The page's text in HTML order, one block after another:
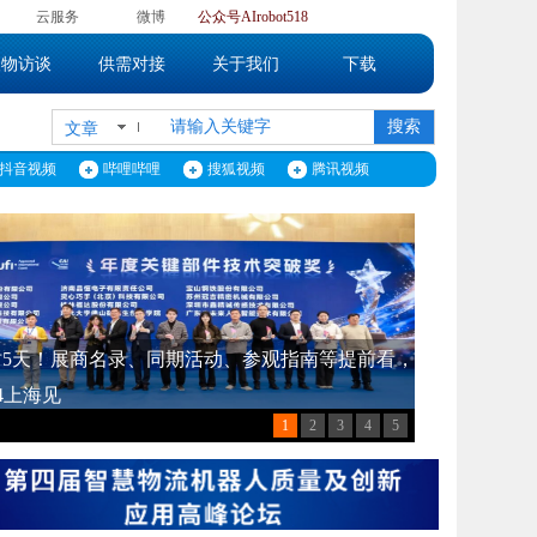
云服务 微博 公众号AIrobot518
访谈 供需对接 关于我们 下载
文章 搜索
音视频 哔哩哔哩 搜狐视频 腾讯视频